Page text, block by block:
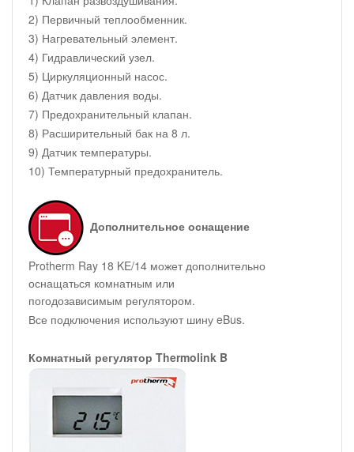
2) Первичный теплообменник.
3) Нагревательный элемент.
4) Гидравлический узел.
5) Циркуляционный насос.
6) Датчик давления воды.
7) Предохранительный клапан.
8) Расширительный бак на 8 л.
9) Датчик температуры.
10) Температурный предохранитель.
Дополнительное оснащение
Protherm Ray 18 KE/14 может дополнительно
оснащаться комнатным или
погодозависимым регулятором.
Все подключения используют шину eBus.
Комнатный регулятор Thermolink B